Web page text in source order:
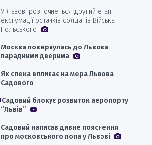
У Львові розпочнеться другий етап
ексгумації останків солдатів Війська
Польського
Москва повернулась до Львова
парадними дверима
Як спека впливає на мера Львова
Садового
Садовий блокує розвиток аеропорту
“Львів”
Садовий написав дивне пояснення
про московського попа у Львові